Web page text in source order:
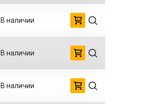
В наличии
В наличии
В наличии